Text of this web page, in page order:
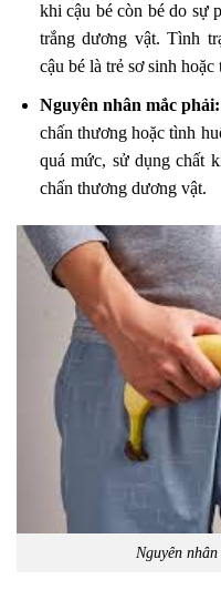
khi cậu bé còn bé do sự
trắng dương vật. Tình
cậu bé là trẻ sơ sinh
Nguyên nhân mắc phải:
chấn thương hoặc tình
quá mức, sử dụng chất
chấn thương dương vật.
Nguyên